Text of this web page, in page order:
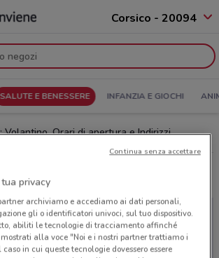
Corsico - 20094
SALUTE E BENESSERE INFANZIA E GIOCHI
Volantino, Orari di apertura e Indirizzi
volantino Farmaregno
privacy
archiviamo e accediamo ai dati personali,
gli o identificatori univoci, sul tuo dispositivo.
abiliti le tecnologie di tracciamento affinché
alla voce "Noi e i nostri partner trattiamo i
in cui queste tecnologie dovessero essere
Continua senza accettare